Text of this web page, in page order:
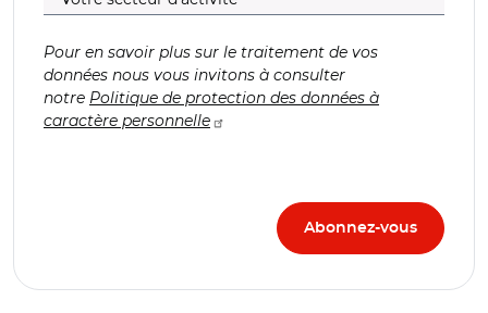
Pour en savoir plus sur le traitement de vos
données nous vous invitons à consulter
notre Politique de protection des données à
caractère personnelle